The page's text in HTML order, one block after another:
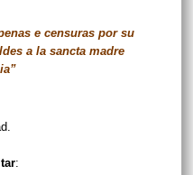
e censuras por su
a la sancta madre
: